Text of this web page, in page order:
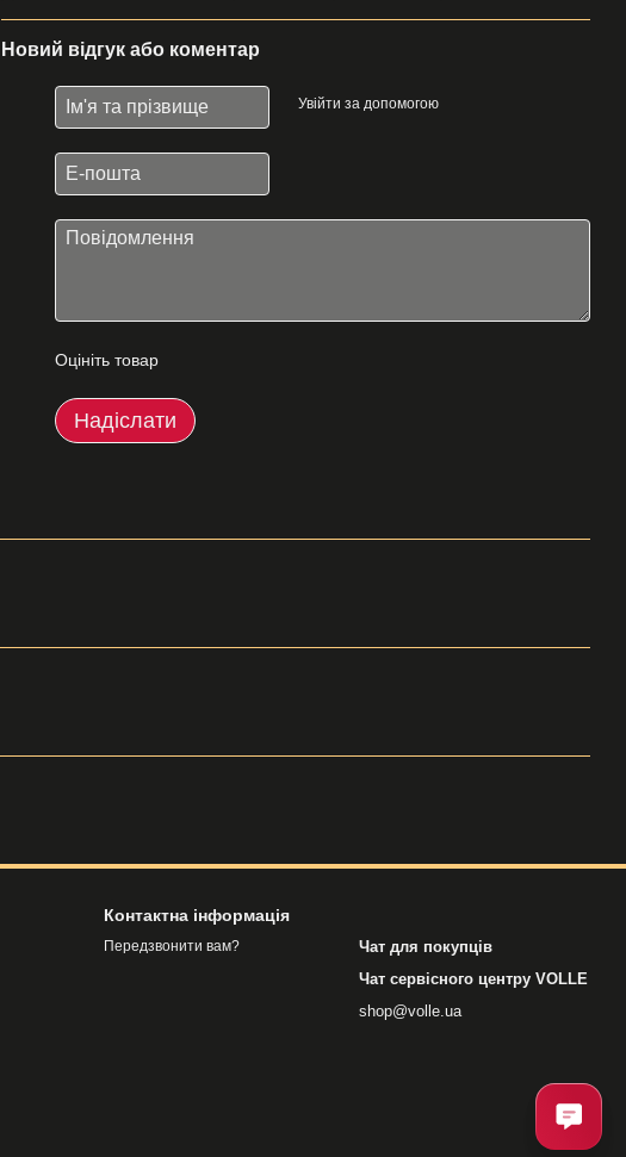
Новий відгук або коментар
Увійти за допомогою
Оцініть товар
Надіслати
Контактна інформація
Передзвонити вам?
Чат для покупців
Чат сервісного центру VOLLE
shop@volle.ua